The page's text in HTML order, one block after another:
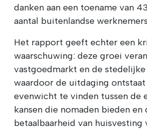
danken aan een toename van
aantal buitenlandse
Het rapport geeft echter een
waarschuwing: deze groei
vastgoedmarkt en de
waardoor de uitdaging
evenwicht te vinden tussen de
kansen die nomaden bieden en
betaalbaarheid van